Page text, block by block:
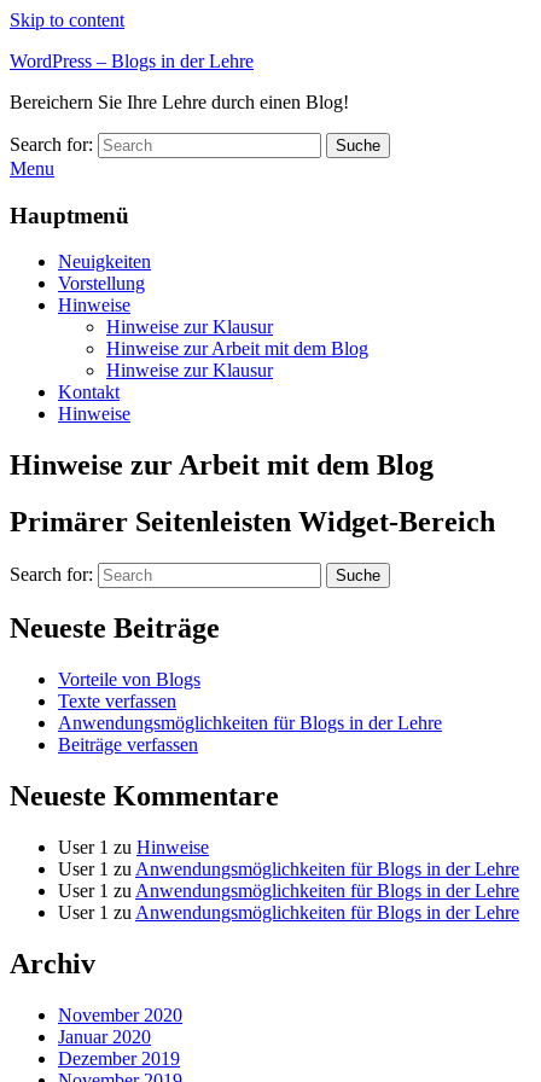
Skip to content
WordPress – Blogs in der Lehre
Bereichern Sie Ihre Lehre durch einen Blog!
Search for: Suche
Menu
Hauptmenü
Neuigkeiten
Vorstellung
Hinweise
Hinweise zur Klausur
Hinweise zur Arbeit mit dem Blog
Hinweise zur Klausur
Kontakt
Hinweise
Hinweise zur Arbeit mit dem Blog
Primärer Seitenleisten Widget-Bereich
Search for: Suche
Neueste Beiträge
Vorteile von Blogs
Texte verfassen
Anwendungsmöglichkeiten für Blogs in der Lehre
Beiträge verfassen
Neueste Kommentare
User 1 zu Hinweise
User 1 zu Anwendungsmöglichkeiten für Blogs in der Lehre
User 1 zu Anwendungsmöglichkeiten für Blogs in der Lehre
User 1 zu Anwendungsmöglichkeiten für Blogs in der Lehre
Archiv
November 2020
Januar 2020
Dezember 2019